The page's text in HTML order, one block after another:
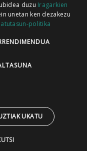
PUBLIZITATEA
RSS
duzu Iragarkien
unetan ken dezakezu
politika
UKATU